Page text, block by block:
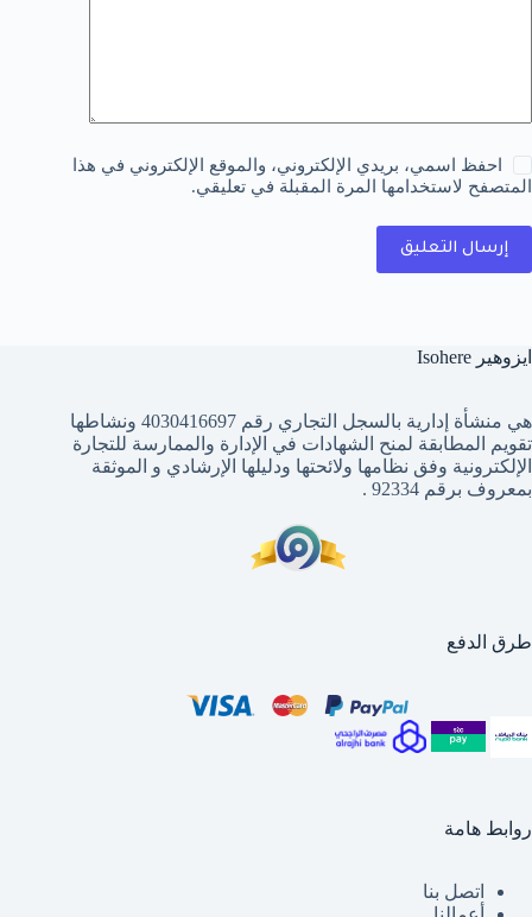
احفظ اسمي، بريدي الإلكتروني، والموقع الإلكتروني في هذا
المتصفح لاستخدامها المرة المقبلة في تعليقي.
إرسال التعليق
ايزوهير Isohere
هي منشأة إدارية بالسجل التجاري رقم 4030416697 ونشاطها
تقويم المطابقة لمنح الشهادات في الإدارة والممارسة للتجارة
الإلكترونية وفق نظامها ولائحتها ودليلها الإرشادي و الموثقة
بمعروف برقم 92334 .
طرق الدفع
روابط هامة
اتصل بنا